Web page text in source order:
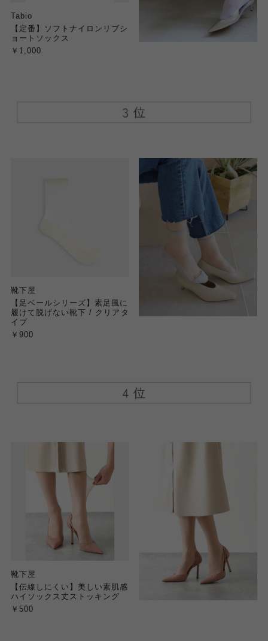
Tabio
【定番】ソフトナイロンリブシ
ョートソックス
￥1,000
靴下屋
【足ベールシリーズ】素足風に
履けて脱げない靴下 / クリアタ
イプ
￥900
靴下屋
【伝線しにくい】美しい素肌感
ハイソックス丈ストッキング
￥500